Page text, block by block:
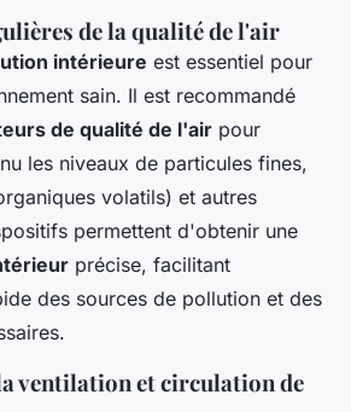
de la qualité de l'air
intérieure est essentiel pour
sain. Il est recommandé
de qualité de l'air pour
les niveaux de particules fines,
volatils) et autres
permettent d'obtenir une
précise, facilitant
des sources de pollution et des
ventilation et circulation de